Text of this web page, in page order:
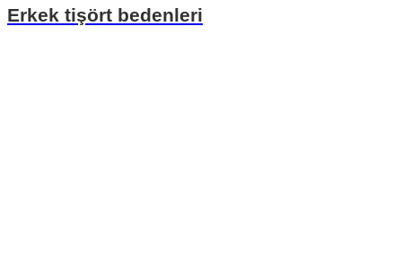
Erkek tişört bedenleri